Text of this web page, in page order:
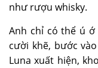
như rượu whisky.
Anh chỉ có thể ú
cười khẽ, bước
Luna xuất hiện,